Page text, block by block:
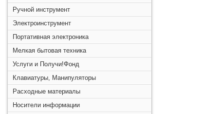
Ручной инструмент
Электроинструмент
Портативная электроника
Мелкая бытовая техника
Услуги и Получи!Фонд
Клавиатуры, Манипуляторы
Расходные материалы
Носители информации